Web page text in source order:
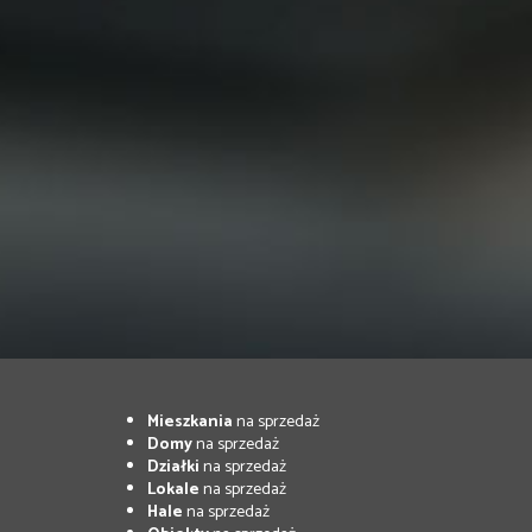
Mieszkaniana sprzedaż
Domyna sprzedaż
Działkina sprzedaż
Lokalena sprzedaż
Halena sprzedaż